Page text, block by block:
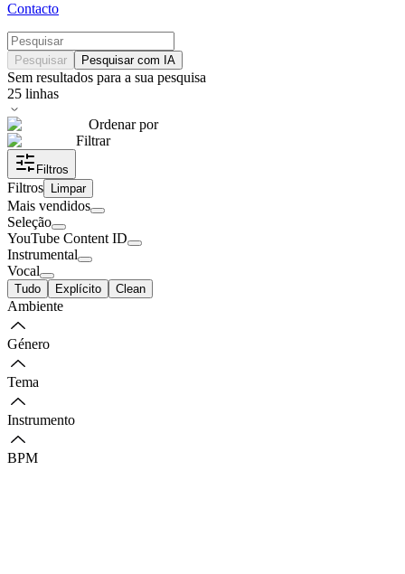
Contacto
Pesquisar Pesquisar com IA
Sem resultados para a sua pesquisa
25 linhas
Ordenar por
Filtrar
Filtros
Filtros Limpar
Mais vendidos
Seleção
YouTube Content ID
Instrumental
Vocal
Tudo Explícito Clean
Ambiente
Género
Tema
Instrumento
BPM